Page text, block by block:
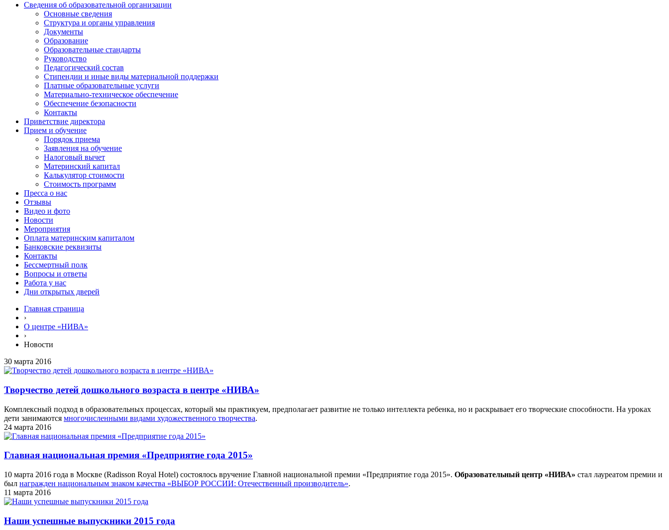
Сведения об образовательной организации
Основные сведения
Структура и органы управления
Документы
Образование
Образовательные стандарты
Руководство
Педагогический состав
Стипендии и иные виды материальной поддержки
Платные образовательные услуги
Материально-техническое обеспечение
Обеспечение безопасности
Контакты
Приветствие директора
Прием и обучение
Порядок приема
Заявления на обучение
Налоговый вычет
Материнский капитал
Калькулятор стоимости
Стоимость программ
Пресса о нас
Отзывы
Видео и фото
Новости
Мероприятия
Оплата материнским капиталом
Банковские реквизиты
Контакты
Бессмертный полк
Вопросы и ответы
Работа у нас
Дни открытых дверей
Главная страница
›
О центре «НИВА»
›
Новости
30 марта 2016
Творчество детей дошкольного возраста в центре «НИВА»
Комплексный подход в образовательных процессах, который мы практикуем, предполагает развитие не только интеллекта ребенка, но и раскрывает его творческие способности. На уроках
дети занимаются многочисленными видами художественного творчества.
24 марта 2016
Главная национальная премия «Предприятие года 2015»
10 марта 2016 года в Москве (Radisson Royal Hotel) состоялось вручение Главной национальной премии «Предприятие года 2015». Образовательный центр «НИВА» стал лауреатом премии и
был награжден национальным знаком качества «ВЫБОР РОССИИ: Отечественный производитель».
11 марта 2016
Наши успешные выпускники 2015 года